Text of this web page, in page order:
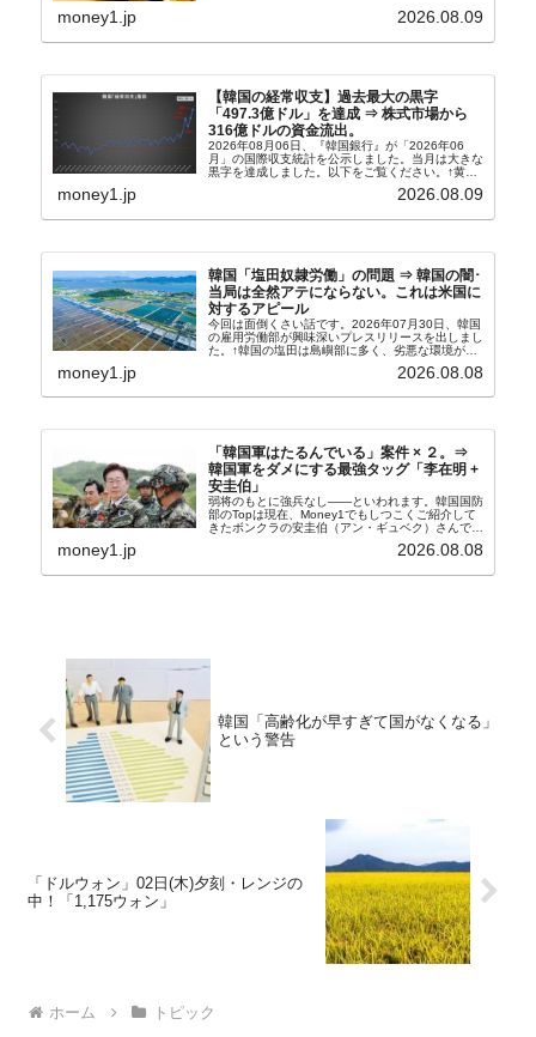
れ協力体制を構築□『韓国銀行』は、国内生産金の
money1.jp 2026.08.09
【韓国の経常収支】過去最大の黒字
「497.3億ドル」を達成 ⇒ 株式市場から
316億ドルの資金流出。
2026年08月06日、『韓国銀行』が「2026年06
月」の国際収支統計を公示しました。当月は大きな
黒字を達成しました。以下をご覧ください。↑黄色
の傾向ペンでフォーカスしているのが2026年06月
の経常収支です。2026年06月貿易収支：4...
money1.jp 2026.08.09
韓国「塩田奴隷労働」の問題 ⇒ 韓国の闇･
当局は全然アテにならない。これは米国に
対するアピール
今回は面倒くさい話です。2026年07月30日、韓国
の雇用労働部が興味深いプレスリリースを出しまし
た。↑韓国の塩田は島嶼部に多く、劣悪な環境が一
たといわれます（後述）。これは、いわゆる「塩田
money1.jp 2026.08.08
「韓国軍はたるんでいる」案件 × ２。⇒
韓国軍をダメにする最強タッグ「李在明 +
安圭伯」
弱将のもとに強兵なし――といわれます。韓国国防
部のTopは現在、Money1でもしつこくご紹介して
きたボンクラの安圭伯（アン・ギュベク）さんで
さんと「韓国初の文官上がり」の国防部長官安圭伯
money1.jp 2026.08.08
韓国「高齢化が早すぎて国がなくなる」
という警告
「ドルウォン」02日(木)夕刻・レンジの
中！「1,175ウォン」
ホーム トピック